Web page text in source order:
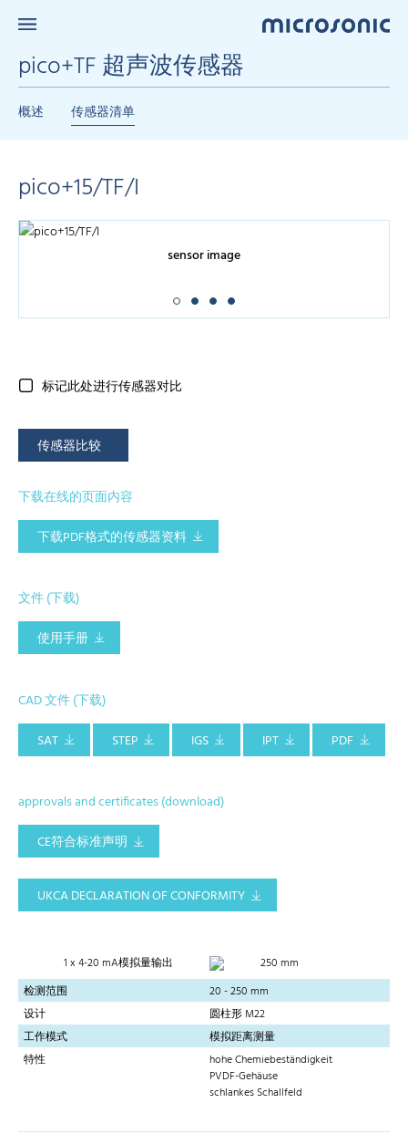
pico+TF 超声波传感器
概述 传感器清单
pico+15/TF/I
sensor image
标记此处进行传感器对比
传感器比较
下载在线的页面内容
下载PDF格式的传感器资料
文件 (下载)
使用手册
CAD 文件 (下载)
SAT
STEP IGS IPT PDF
approvals and certificates (download)
CE符合标准声明
UKCA DECLARATION OF CONFORMITY
1 x 4-20 mA模拟量输出
250 mm
检测范围
20 - 250 mm
设计
圆柱形 M22
工作模式
模拟距离测量
特性
hohe Chemiebeständigkeit
PVDF-Gehäuse
schlankes Schallfeld